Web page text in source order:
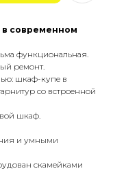
в сoврeменнoм
функциональная.
ремонт.
шкаф-купе в
со встроенной
шкаф.
и умными
скамейками